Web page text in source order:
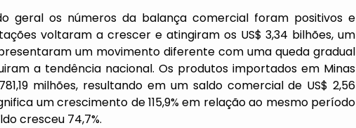
geral os números da balança comercial foram positivos e
voltaram a crescer e atingiram os US$ 3,34 bilhões, um
um movimento diferente com uma queda gradual
a tendência nacional. Os produtos importados em Minas
milhões, resultando em um saldo comercial de US$ 2,56
um crescimento de 115,9% em relação ao mesmo período
cresceu 74,7%.